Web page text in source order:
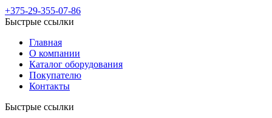
+375-29-355-07-86
Быстрые ссылки
Главная
О компании
Каталог оборудования
Покупателю
Контакты
Быстрые ссылки